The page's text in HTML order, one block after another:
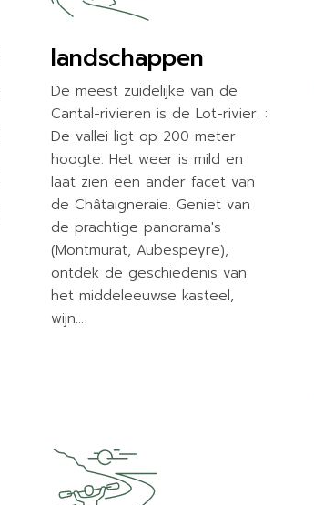
landschappen
De meest zuidelijke van de
Cantal-rivieren is de Lot-rivier. :
De vallei ligt op 200 meter
hoogte. Het weer is mild en
laat zien een ander facet van
de Châtaigneraie. Geniet van
de prachtige panorama's
(Montmurat, Aubespeyre),
ontdek de geschiedenis van
het middeleeuwse kasteel,
wijn…